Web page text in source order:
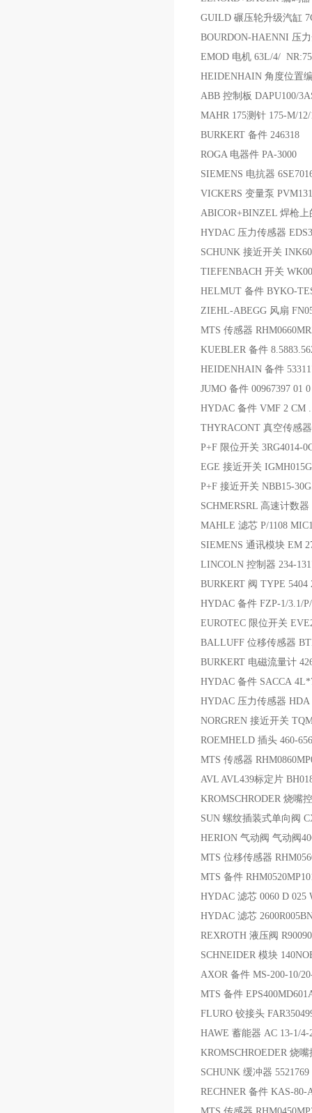
GUILD 碾压轮升级汽缸
BOURDON-HAENNI 压
EMOD 电机 63L/4/
HEIDENHAIN 角度位置编
ABB 控制板 DAPU100/
MAHR 175测针 175-M/
BURKERT 备件 246318
ROGA 电器件 PA-3000
SIEMENS 电抗器
VICKERS 变量泵
ABICOR+BINZEL 焊枪上
HYDAC 压力传感器
SCHUNK 接近开关
TIEFENBACH 开关
HELMUT 备件 BYKO-
ZIEHL-ABEGG 风扇
MTS 传感器
KUEBLER 备件
HEIDENHAIN 备件
JUMO 备件 00967397 01
HYDAC 备件 VMF 2 CM
THYRACONT 真空传感
P+F 限位开关 3RG4014-
EGE 接近开关
P+F 接近开关 NBB15-
SCHMERSRL 高速计数
MAHLE 滤芯 P/1108
SIEMENS 通讯模块 EM
LINCOLN 控制器 234-
BURKERT 阀 TYPE 5404
HYDAC 备件 FZP-1/3.1/
EUROTEC 限位开关
BALLUFF 位移传感器
BURKERT 电磁流量计
HYDAC 备件 SACCA
HYDAC 压力传感器 HDA
NORGREN 接近开关
ROEMHELD 插头 460-656
MTS 传感器
AVL AVL439标定片
KROMSCHRODER 烧嘴
SUN 螺纹插装式单向阀
HERION 气动阀 气动阀
MTS 位移传感器
MTS 备件
HYDAC 滤芯 0060 D 025
HYDAC 滤芯
REXROTH 液压阀
SCHNEIDER 模块
AXOR 备件 MS-200-10/
MTS 备件
FLURO 铰接头
HAWE 蓄能器 AC 13-1/4-
KROMSCHROEDER 烧
SCHUNK 缓冲器
RECHNER 备件 KAS-80-